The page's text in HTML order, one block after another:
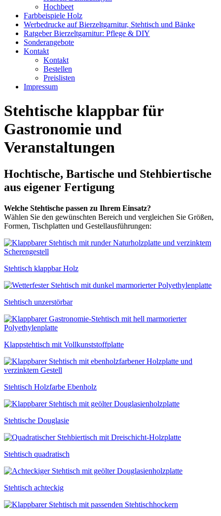
Hochbeet
Farbbeispiele Holz
Werbedrucke auf Bierzeltgarnitur, Stehtisch und Bänke
Ratgeber Bierzeltgarnitur: Pflege & DIY
Sonderangebote
Kontakt
Kontakt
Bestellen
Preislisten
Impressum
Stehtische klappbar für
Gastronomie und
Veranstaltungen
Hochtische, Bartische und Stehbiertische
aus eigener Fertigung
Welche Stehtische passen zu Ihrem Einsatz?
Wählen Sie den gewünschten Bereich und vergleichen Sie Größen,
Formen, Tischplatten und Gestellausführungen:
Stehtisch klappbar Holz
Stehtisch unzerstörbar
Klappstehtisch mit Vollkunststoffplatte
Stehtisch Holzfarbe Ebenholz
Stehtische Douglasie
Stehtisch quadratisch
Stehtisch achteckig